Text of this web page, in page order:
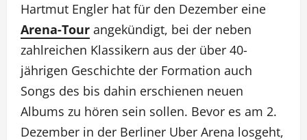
Hartmut Engler hat für den Dezember eine
Arena-Tour angekündigt, bei der neben
zahlreichen Klassikern aus der über 40-
jährigen Geschichte der Formation auch
Songs des bis dahin erschienen neuen
Albums zu hören sein sollen. Bevor es am 2.
Dezember in der Berliner Uber Arena losgeht,